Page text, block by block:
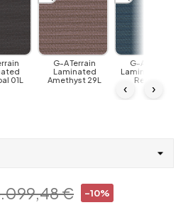
01L
G-A Terrain
Laminated
Amethyst 29L
G-A Terrain
Laminated Blue
Reef 27L
‹ ›
-10%
€